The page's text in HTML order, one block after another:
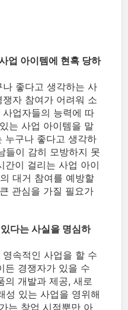
업 아이템에 현혹 당하
좋다고 생각하는 사
자 참여가 어려워 소
업자들의 능력에 따
는 사업 아이템을 말
누구나 좋다고 생각하
들이 감히 모방하지 못
간이 걸리는 사업 아이
대거 참여를 예방할
관심을 가질 필요가
다는 사실을 명심하
속적인 사업을 할 수
든 경쟁자가 있을 수
의 개발과 제공, 새로
성 있는 사업을 영위해
는 창업 시점뿐만 아